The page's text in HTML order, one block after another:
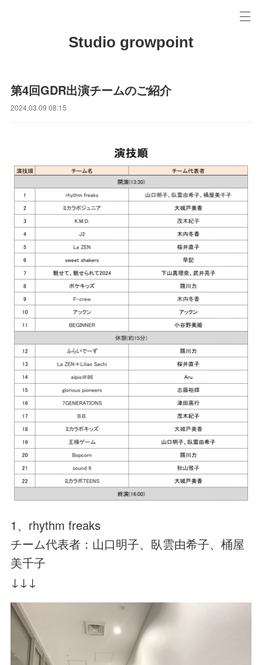
Studio growpoint
第4回GDR出演チームのご紹介
2024.03.09 08:15
1、rhythm freaks
チーム代表者：山口明子、臥雲由希子、桶屋
美千子
↓↓↓